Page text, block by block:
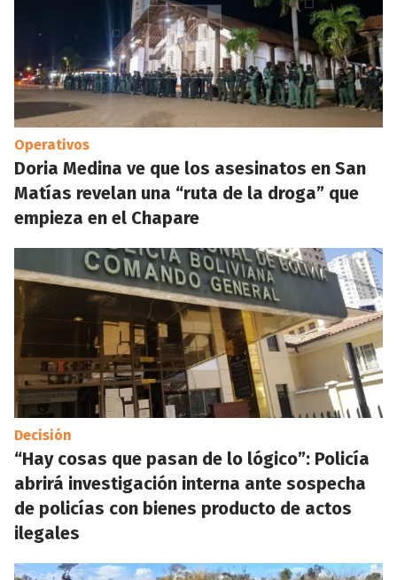
Operativos
Doria Medina ve que los asesinatos en San
Matías revelan una “ruta de la droga” que
empieza en el Chapare
Decisión
“Hay cosas que pasan de lo lógico”: Policía
abrirá investigación interna ante sospecha
de policías con bienes producto de actos
ilegales